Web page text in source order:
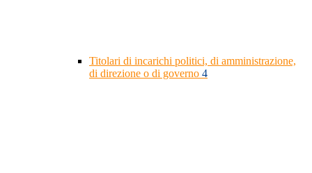
Titolari di incarichi politici, di amministrazione,
di direzione o di governo 4